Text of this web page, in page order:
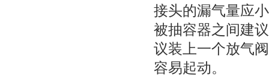
接头的漏气量应
被抽容器之间建
议装上一个放气
容易起动。